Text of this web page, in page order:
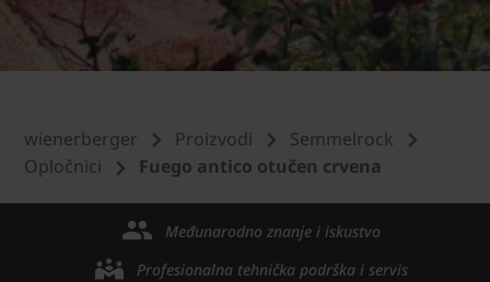
wienerberger Proizvodi
Semmelrock
Opločnici
Fuego antico otučen crvena
Međunarodno znanje i iskustvo
Profesionalna tehnička podrška i servis